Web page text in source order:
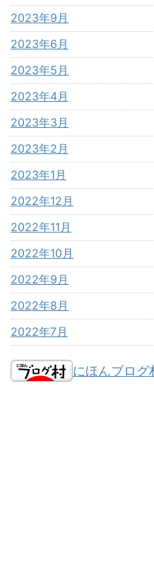
2023年9月
2023年6月
2023年5月
2023年4月
2023年3月
2023年2月
2023年1月
2022年12月
2022年11月
2022年10月
2022年9月
2022年8月
2022年7月
にほんブログ